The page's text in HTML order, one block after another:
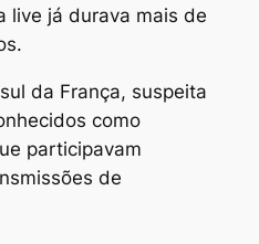
live já durava mais de
da França, suspeita
como
participavam
de